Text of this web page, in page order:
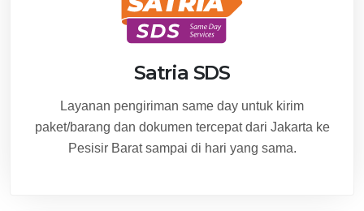
Satria SDS
Layanan pengiriman same day untuk kirim
paket/barang dan dokumen tercepat dari Jakarta ke
Pesisir Barat sampai di hari yang sama.